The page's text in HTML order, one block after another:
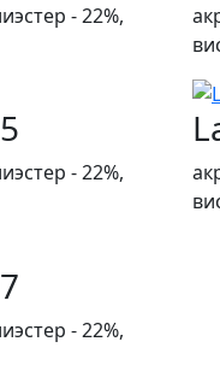
- 22%,
- 22%,
- 22%,